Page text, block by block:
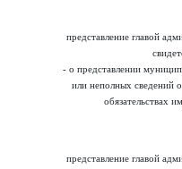
представление главой
- о представлении
или неполных сведений
обязательствах
представление главой